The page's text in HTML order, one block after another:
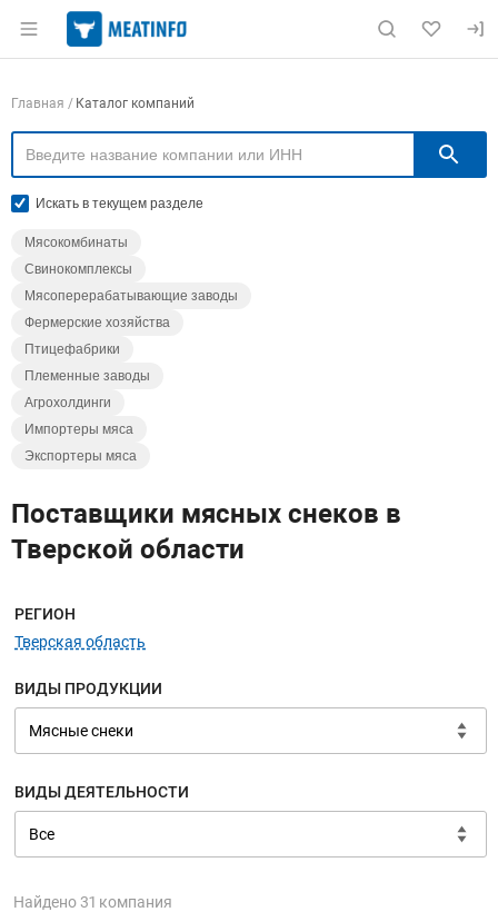
Раздел навигации по сайту meatinfo.ru
Навигация по компаниям
Главная Каталог компаний
Искать в текущем разделе
Мясокомбинаты
Свинокомплексы
Мясоперерабатывающие заводы
Фермерские хозяйства
Птицефабрики
Племенные заводы
Агрохолдинги
Импортеры мяса
Экспортеры мяса
Поставщики мясных снеков в
Тверской области
Меню навигации
РЕГИОН
Тверская область
ВИДЫ ПРОДУКЦИИ
ВИДЫ ДЕЯТЕЛЬНОСТИ
Найдено 31 компания